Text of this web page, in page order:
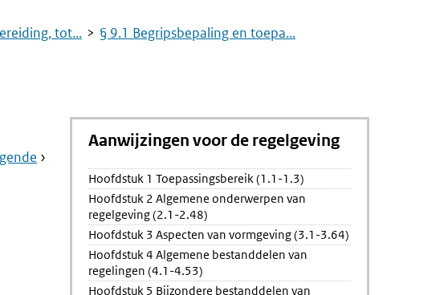
tot...
§ 9.1 Begripsbepaling en toepa...
Pagina:
Aanwijzing
Toepassingsbereik
Aanwijzingen voor de regelgeving
Hoofdstuk 1 Toepassingsbereik (1.1-1.3)
Hoofdstuk 2 Algemene onderwerpen van
regelgeving (2.1-2.48)
Hoofdstuk 3 Aspecten van vormgeving (3.1-3.64)
Hoofdstuk 4 Algemene bestanddelen van
regelingen (4.1-4.53)
Hoofdstuk 5 Bijzondere bestanddelen van